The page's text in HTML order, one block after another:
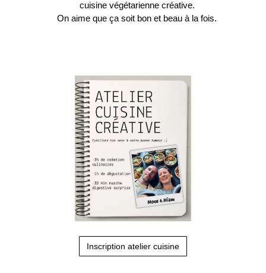
cuisine végétarienne créative.
On aime que ça soit bon et beau à la fois.
Inscription atelier cuisine